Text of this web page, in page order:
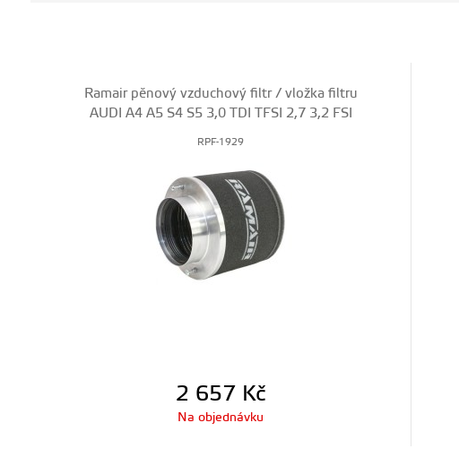
Ramair pěnový vzduchový filtr / vložka filtru
AUDI A4 A5 S4 S5 3,0 TDI TFSI 2,7 3,2 FSI
RPF-1929
2 657 Kč
Na objednávku